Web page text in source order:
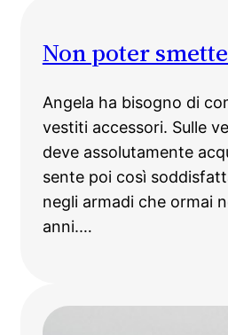
Non poter
Angela ha bisogno di
vestiti accessori. Sulle
deve assolutamente
sente poi così
negli armadi che ormai
anni.…